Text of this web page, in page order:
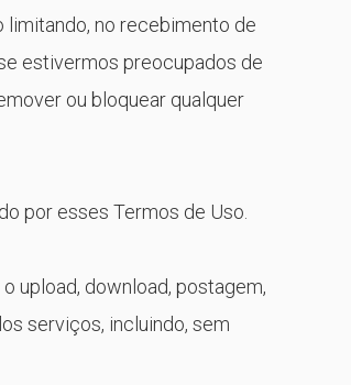
limitando, no recebimento de
estivermos preocupados de
ou bloquear qualquer
por esses Termos de Uso.
upload, download, postagem,
serviços, incluindo, sem